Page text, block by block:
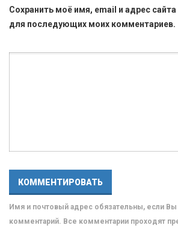
Сохранить моё имя, email и адрес сайта
для последующих моих комментариев.
Имя и почтовый адрес обязательны, если Вы
комментарий. Все комментарии проходят